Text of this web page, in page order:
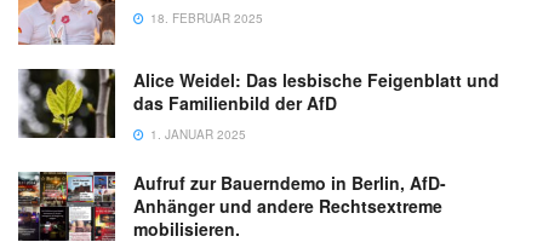
18. FEBRUAR 2025
Alice Weidel: Das lesbische Feigenblatt und
das Familienbild der AfD
1. JANUAR 2025
Aufruf zur Bauerndemo in Berlin, AfD-
Anhänger und andere Rechtsextreme
mobilisieren.